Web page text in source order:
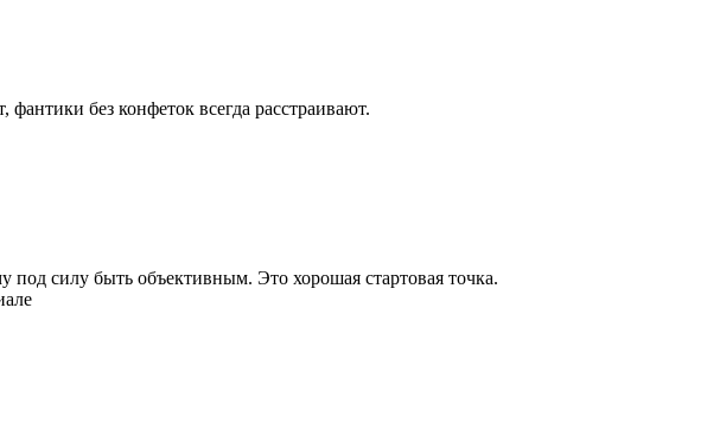
без конфеток всегда расстраивают.
под силу быть объективным. Это хорошая стартовая точка.